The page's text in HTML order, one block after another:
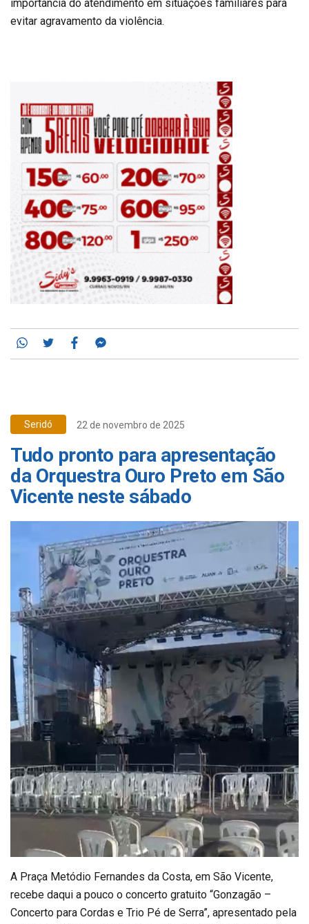
importância do atendimento em situações familiares para
evitar agravamento da violência.
Whatsapp
TwitterFacebook
Seridó 22 de novembro de 2025
Tudo pronto para apresentação
da Orquestra Ouro Preto em São
Vicente neste sábado
A Praça Metódio Fernandes da Costa, em São Vicente,
recebe daqui a pouco o concerto gratuito “Gonzagão –
Concerto para Cordas e Trio Pé de Serra”, apresentado pela